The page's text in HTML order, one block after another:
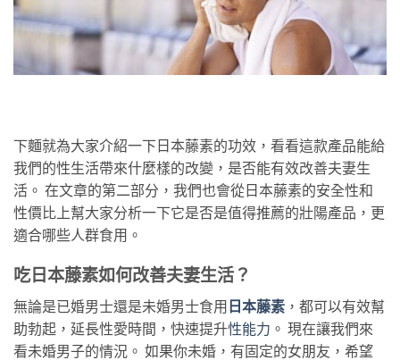
下麵就為大家介紹一下日本藤素的功效，看看這款產品能給
我們的性生活帶來什麼樣的改變，是否能有效改善夫妻生
活。 在文章的第二部分，我們也會從日本藤素的安全性和
性價比上幫大家分析一下它是否是值得推薦的壯陽產品，更
適合哪些人群食用。
吃日本藤素如何改善夫妻生活？
無論是已婚男士還是未婚男士食用 日本藤素 ，都可以有效幫
助勃起，延長性愛時間，快速提升性能力 。 現在讓我們來
看未婚男子的情況。 如果你未婚，有固定的女朋友，希望